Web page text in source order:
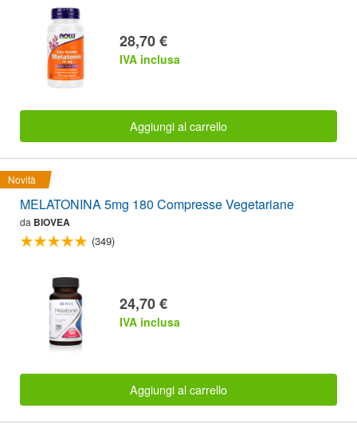
28,70 €
IVA inclusa
Aggiungi al carrello
Novità
MELATONINA 5mg 180 Compresse Vegetariane
da BIOVEA
(349)
24,70 €
IVA inclusa
Aggiungi al carrello